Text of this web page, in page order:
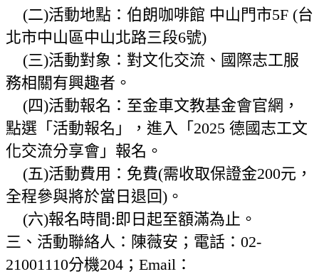
(二)活動地點：伯朗咖啡館 中山門市5F (台
北市中山區中山北路三段6號)
(三)活動對象：對文化交流、國際志工服
務相關有興趣者。
(四)活動報名：至金車文教基金會官網，
點選「活動報名」，進入「2025 德國志工文
化交流分享會」報名。
(五)活動費用：免費(需收取保證金200元，
全程參與將於當日退回)。
(六)報名時間:即日起至額滿為止。
三、活動聯絡人：陳薇安；電話：02-
21001110分機204；Email：